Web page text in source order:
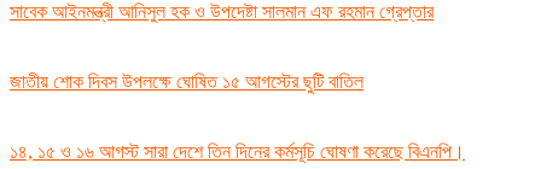
সাবেক আইনমন্ত্রী আনিসুল হক ও উপদেষ্টা সালমান এফ রহমান গ্রেপ্তার
জাতীয় শোক দিবস উপলক্ষে ঘোষিত ১৫ আগস্টের ছুটি বাতিল
১৪, ১৫ ও ১৬ আগস্ট সারা দেশে তিন দিনের কর্মসূচি ঘোষণা করেছে বিএনপি।